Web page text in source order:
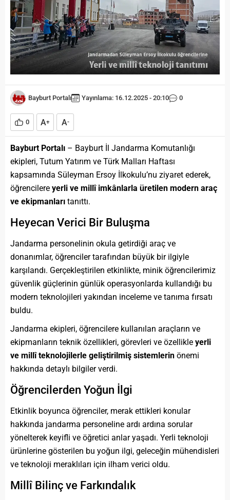
Bayburt Portalı Yayınlama: 16.12.2025 - 20:10 0
0 A+ A-
Bayburt Portalı – Bayburt İl Jandarma Komutanlığı
ekipleri, Tutum Yatırım ve Türk Malları Haftası
kapsamında Süleyman Ersoy İlkokulu’nu ziyaret ederek,
öğrencilere yerli ve millî imkânlarla üretilen modern araç
ve ekipmanları tanıttı.
Heyecan Verici Bir Buluşma
Jandarma personelinin okula getirdiği araç ve
donanımlar, öğrenciler tarafından büyük bir ilgiyle
karşılandı. Gerçekleştirilen etkinlikte, minik öğrencilerimiz
güvenlik güçlerinin günlük operasyonlarda kullandığı bu
modern teknolojileri yakından inceleme ve tanıma fırsatı
buldu.
Jandarma ekipleri, öğrencilere kullanılan araçların ve
ekipmanların teknik özellikleri, görevleri ve özellikle yerli
ve millî teknolojilerle geliştirilmiş sistemlerin önemi
hakkında detaylı bilgiler verdi.
Öğrencilerden Yoğun İlgi
Etkinlik boyunca öğrenciler, merak ettikleri konular
hakkında jandarma personeline ardı ardına sorular
yönelterek keyifli ve öğretici anlar yaşadı. Yerli teknoloji
ürünlerine gösterilen bu yoğun ilgi, geleceğin mühendisleri
ve teknoloji meraklıları için ilham verici oldu.
Millî Bilinç ve Farkındalık